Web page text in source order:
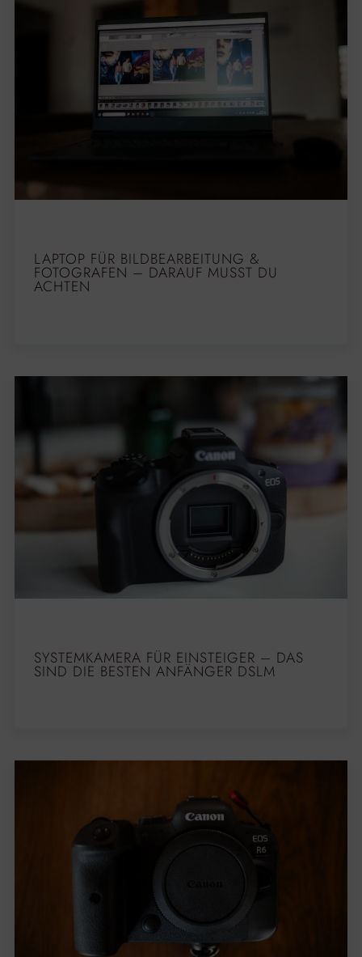
LAPTOP FÜR BILDBEARBEITUNG &
FOTOGRAFEN – DARAUF MUSST DU
ACHTEN
SYSTEMKAMERA FÜR EINSTEIGER – DAS
SIND DIE BESTEN ANFÄNGER DSLM